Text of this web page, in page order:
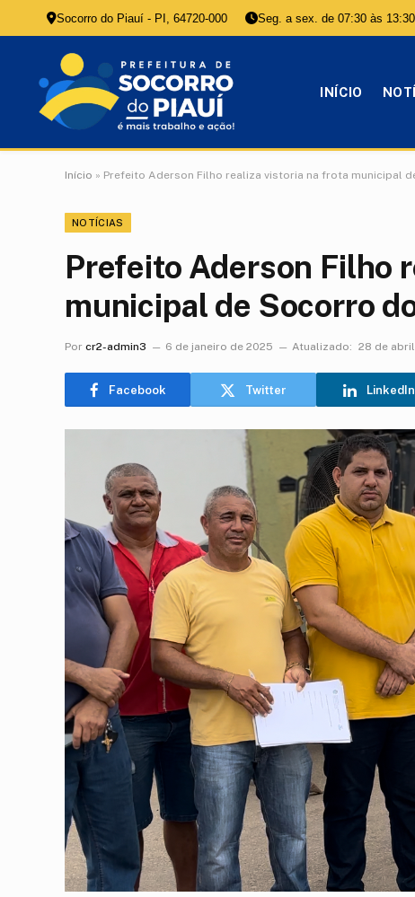
Socorro do Piauí - PI, 64720-000 Seg. a sex. de 07:30 às 13:30
INÍCIO
Início » Prefeito Aderson Filho realiza vistoria na frota municipal
NOTÍCIAS
Prefeito Aderson Filho
municipal de Socorro
Por cr2-admin3 6 de janeiro de 2025 Atualizado: 28 de
Facebook Twitter LinkedIn